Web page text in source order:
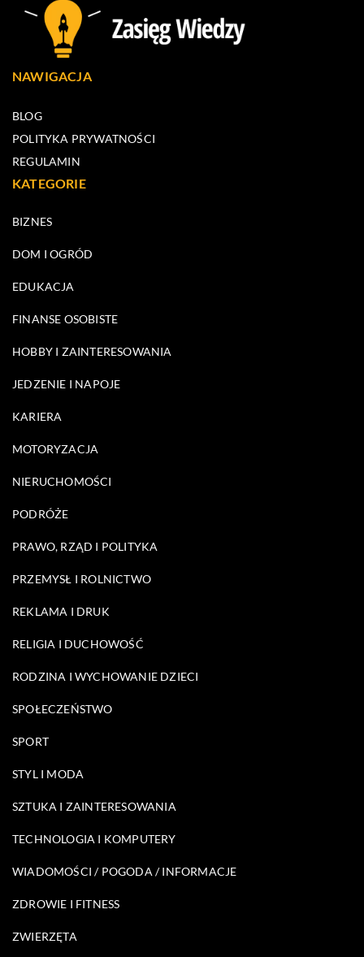
NAWIGACJA
BLOG
POLITYKA PRYWATNOŚCI
REGULAMIN
KATEGORIE
BIZNES
DOM I OGRÓD
EDUKACJA
FINANSE OSOBISTE
HOBBY I ZAINTERESOWANIA
JEDZENIE I NAPOJE
KARIERA
MOTORYZACJA
NIERUCHOMOŚCI
PODRÓŻE
PRAWO, RZĄD I POLITYKA
PRZEMYSŁ I ROLNICTWO
REKLAMA I DRUK
RELIGIA I DUCHOWOŚĆ
RODZINA I WYCHOWANIE DZIECI
SPOŁECZEŃSTWO
SPORT
STYL I MODA
SZTUKA I ZAINTERESOWANIA
TECHNOLOGIA I KOMPUTERY
WIADOMOŚCI / POGODA / INFORMACJE
ZDROWIE I FITNESS
ZWIERZĘTA